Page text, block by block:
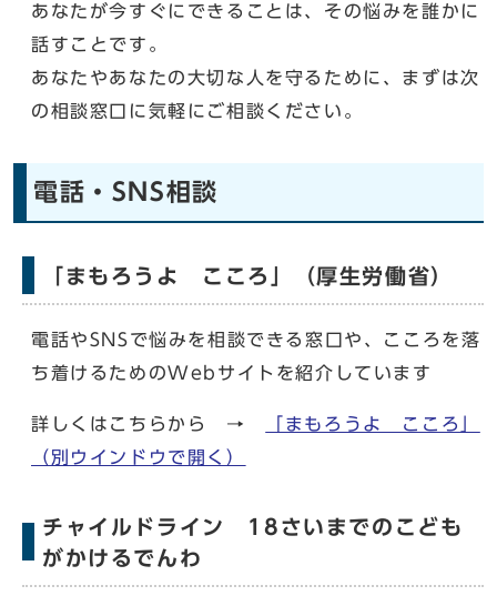
あなたが今すぐにできることは、その悩みを誰かに
話すことです。
あなたやあなたの大切な人を守るために、まずは次
の相談窓口に気軽にご相談ください。
電話・SNS相談
「まもろうよ こころ」（厚生労働省）
電話やSNSで悩みを相談できる窓口や、こころを落
ち着けるためのWebサイトを紹介しています
詳しくはこちらから →
「まもろうよ こころ」
（別ウインドウで開く）
チャイルドライン 18さいまでのこども
がかけるでんわ